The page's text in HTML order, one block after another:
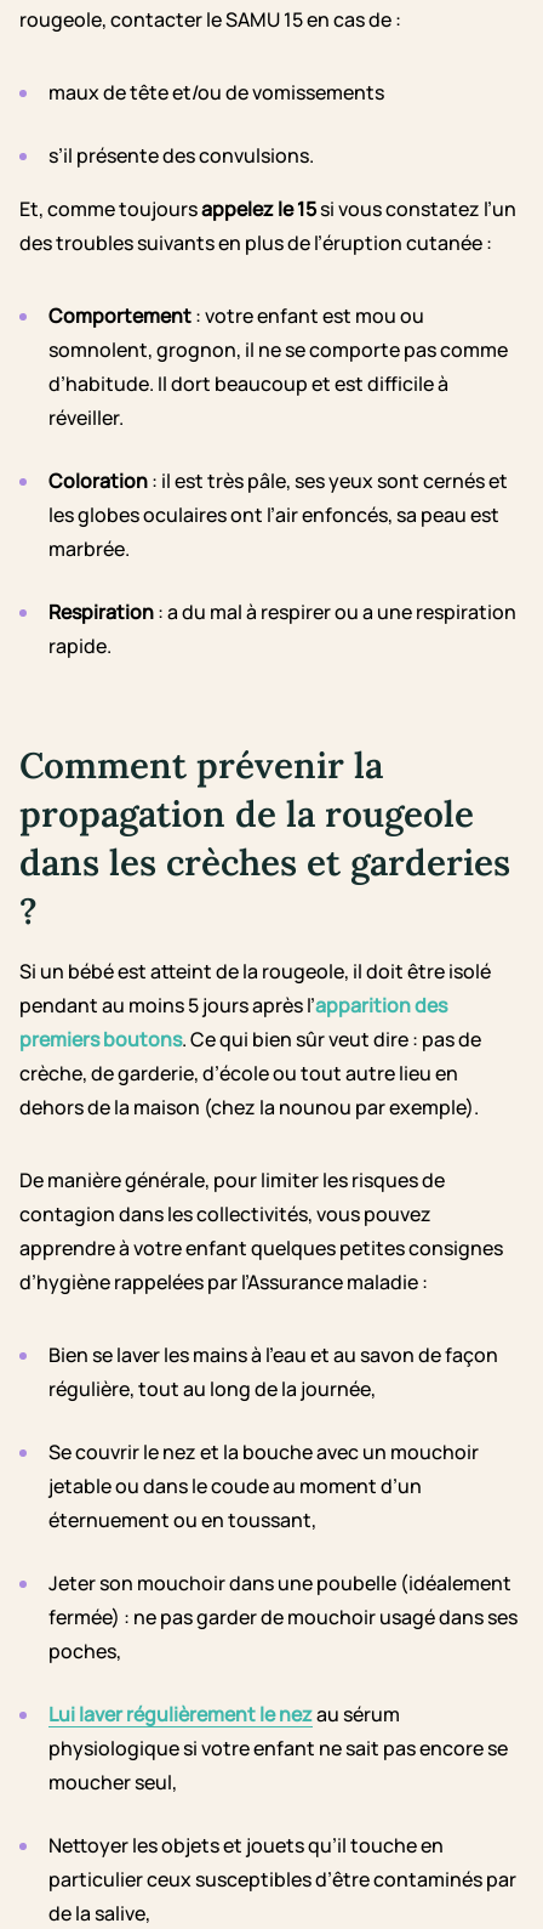
rougeole, contacter le SAMU 15 en cas de :
maux de tête et/ou de vomissements
s’il présente des convulsions.
Et, comme toujoursappelez le 15si vous constatez l’un
des troubles suivants en plus de l’éruption cutanée :
Comportement: votre enfant est mou ou
somnolent, grognon, il ne se comporte pas comme
d’habitude. Il dort beaucoup et est difficile à
réveiller.
Coloration: il est très pâle, ses yeux sont cernés et
les globes oculaires ont l’air enfoncés, sa peau est
marbrée.
Respiration: a du mal à respirer ou a une respiration
rapide.
Comment prévenir la
propagation de la rougeole
dans les crèches et garderies
?
Si un bébé est atteint de la rougeole, il doit être isolé
pendant au moins 5 jours après l’apparition des
premiers boutons. Ce qui bien sûr veut dire : pas de
crèche, de garderie, d’école ou tout autre lieu en
dehors de la maison (chez la nounou par exemple).
De manière générale, pour limiter les risques de
contagion dans les collectivités, vous pouvez
apprendre à votre enfant quelques petites consignes
d’hygiène rappelées par l’Assurance maladie :
Bien se laver les mains à l’eau et au savon de façon
régulière, tout au long de la journée,
Se couvrir le nez et la bouche avec un mouchoir
jetable ou dans le coude au moment d’un
éternuement ou en toussant,
Jeter son mouchoir dans une poubelle (idéalement
fermée) : ne pas garder de mouchoir usagé dans ses
poches,
Lui laver régulièrement le nezau sérum
physiologique si votre enfant ne sait pas encore se
moucher seul,
Nettoyer les objets et jouets qu’il touche en
particulier ceux susceptibles d’être contaminés par
de la salive,